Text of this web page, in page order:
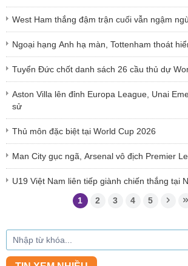
West Ham thắng đậm trận cuối vẫn ngậm
Ngoại hạng Anh hạ màn, Tottenham thoát
Tuyển Đức chốt danh sách 26 cầu thủ dự
Aston Villa lên đỉnh Europa League, Unai
sử
Thủ môn đặc biệt tại World Cup 2026
Man City gục ngã, Arsenal vô địch Premier
U19 Việt Nam liên tiếp giành chiến thắng tại
1 2 3 4 5